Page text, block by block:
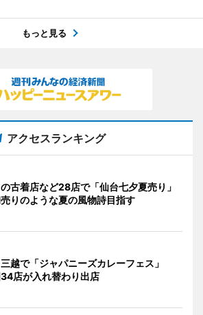
もっと見る
アクセスランキング
古着店など28店で「仙台七夕夏売り」
りのような夏の風物詩目指す
越で「ジャパニーズカレーフェス」
店が入れ替わり出店